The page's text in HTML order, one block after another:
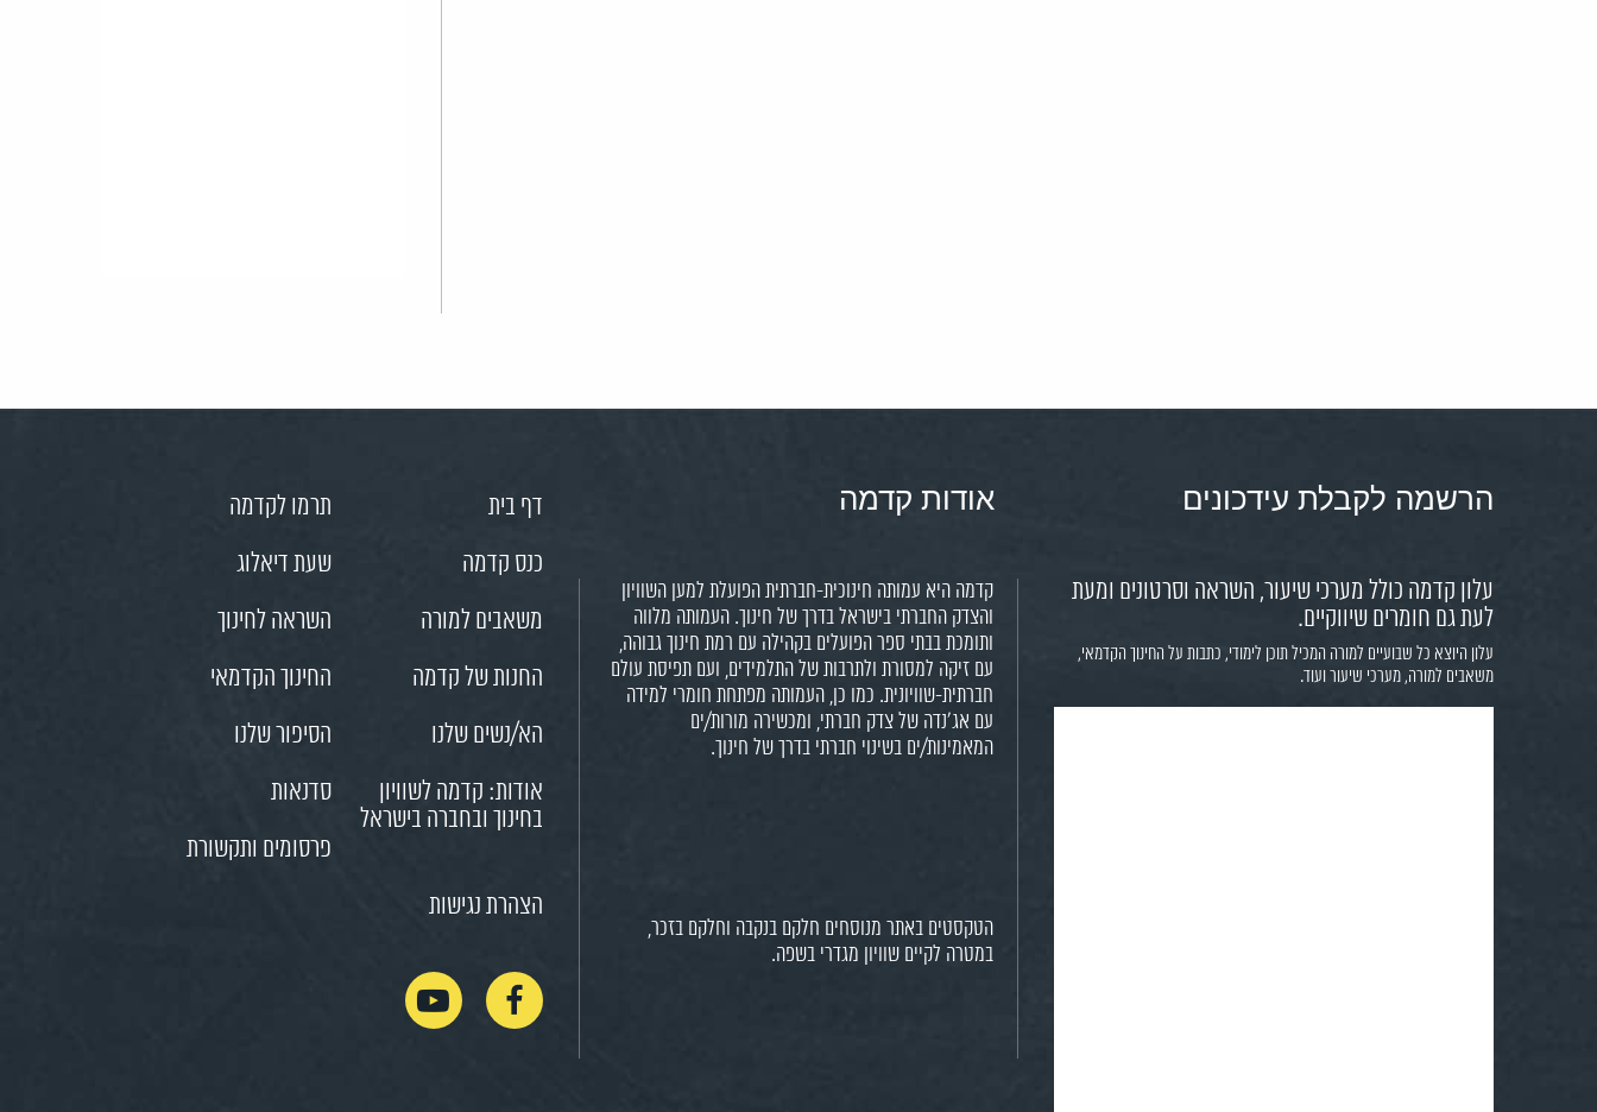
הרשמה לקבלת עידכונים
עלון קדמה כולל מערכי שיעור, השראה וסרטונים ומעת
לעת גם חומרים שיווקיים.
עלון היוצא כל שבועיים למורה המכיל תוכן לימודי, כתבות על החינוך הקדמאי,
משאבים למורה, מערכי שיעור ועוד.
אודות קדמה
קדמה היא עמותה חינוכית-חברתית הפועלת למען השוויון
והצדק החברתי בישראל בדרך של חינוך. העמותה מלווה
ותומכת בבתי ספר הפועלים בקהילה עם רמת חינוך גבוהה,
עם זיקה למסורת ולתרבות של התלמידים, ועם תפיסת עולם
חברתית-שוויונית. כמו כן, העמותה מפתחת חומרי למידה
עם אג'נדה של צדק חברתי, ומכשירה מורות/ים
המאמינות/ים בשינוי חברתי בדרך של חינוך.
הטקסטים באתר מנוסחים חלקם בנקבה וחלקם בזכר,
במטרה לקיים שוויון מגדרי בשפה.
דף בית
תרמו לקדמה
כנס קדמה
שעת דיאלוג
משאבים למורה
השראה לחינוך
החנות של קדמה
החינוך הקדמאי
הא/נשים שלנו
הסיפור שלנו
אודות: קדמה לשוויון
בחינוך ובחברה בישראל
סדנאות
פרסומים ותקשורת
הצהרת נגישות